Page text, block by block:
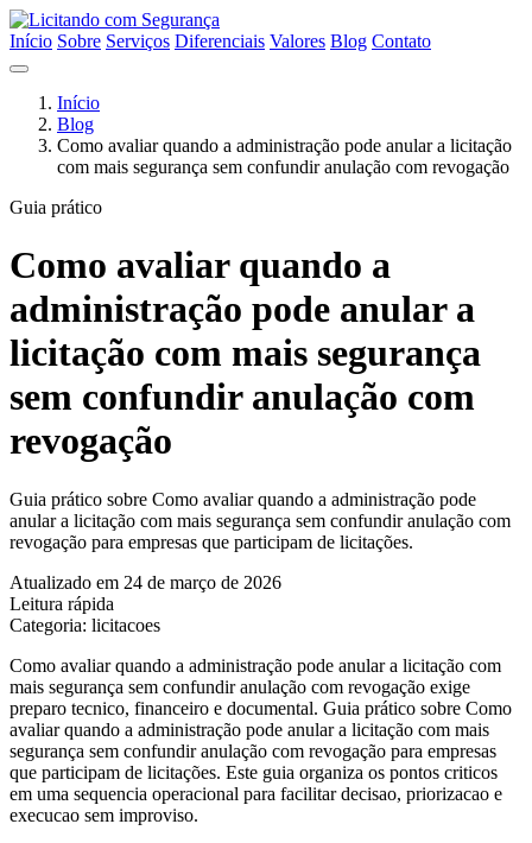
Início Sobre Serviços Diferenciais Valores Blog Contato
Início
Blog
Como avaliar quando a administração pode anular a licitação
com mais segurança sem confundir anulação com revogação
Guia prático
Como avaliar quando a
administração pode anular a
licitação com mais segurança
sem confundir anulação com
revogação
Guia prático sobre Como avaliar quando a administração pode
anular a licitação com mais segurança sem confundir anulação com
revogação para empresas que participam de licitações.
Atualizado em 24 de março de 2026
Leitura rápida
Categoria: licitacoes
Como avaliar quando a administração pode anular a licitação com
mais segurança sem confundir anulação com revogação exige
preparo tecnico, financeiro e documental. Guia prático sobre Como
avaliar quando a administração pode anular a licitação com mais
segurança sem confundir anulação com revogação para empresas
que participam de licitações. Este guia organiza os pontos criticos
em uma sequencia operacional para facilitar decisao, priorizacao e
execucao sem improviso.